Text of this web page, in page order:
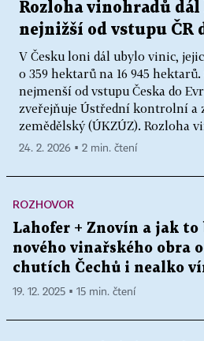
Rozloha vinohradů dál
nejnižší od vstupu ČR
V Česku loni dál ubylo vinic,
o 359 hektarů na 16 945
nejmenší od vstupu Česka do
zveřejňuje Ústřední kontrolní a
zemědělský (ÚKZÚZ). Rozloha
24. 2. 2026 ▪ 2 min. čtení
ROZHOVOR
Lahofer + Znovín a jak to
nového vinařského obra
chutích Čechů i nealko
19. 12. 2025 ▪ 15 min. čtení